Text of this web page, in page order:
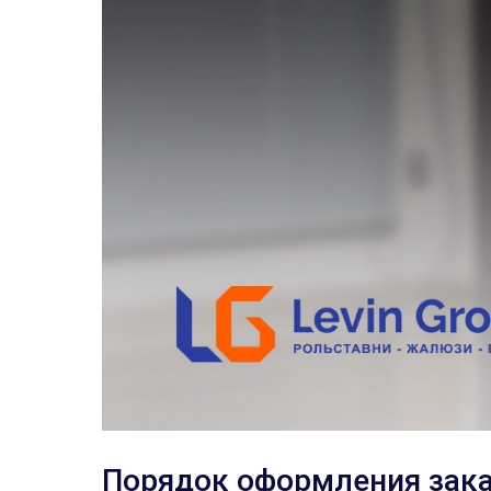
Порядок оформления